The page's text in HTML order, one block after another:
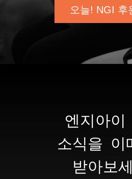
오늘! NGI 후
엔지아이
소식을 이
받아보